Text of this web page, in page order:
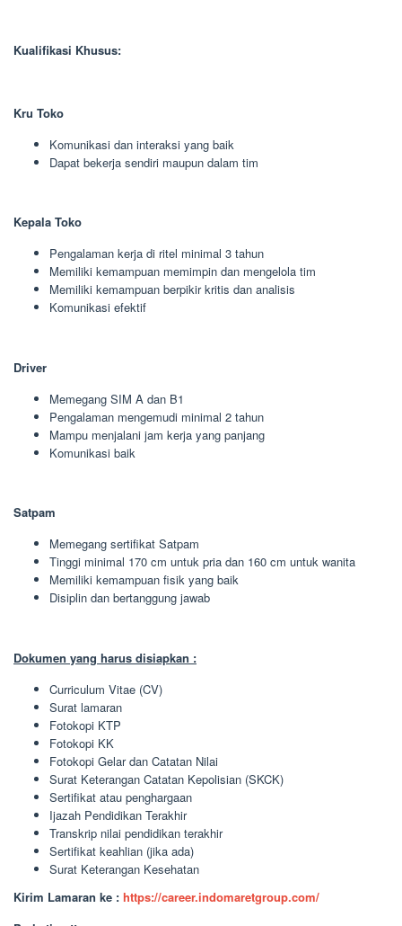
Kualifikasi Khusus:
Kru Toko
Komunikasi dan interaksi yang baik
Dapat bekerja sendiri maupun dalam tim
Kepala Toko
Pengalaman kerja di ritel minimal 3 tahun
Memiliki kemampuan memimpin dan mengelola tim
Memiliki kemampuan berpikir kritis dan analisis
Komunikasi efektif
Driver
Memegang SIM A dan B1
Pengalaman mengemudi minimal 2 tahun
Mampu menjalani jam kerja yang panjang
Komunikasi baik
Satpam
Memegang sertifikat Satpam
Tinggi minimal 170 cm untuk pria dan 160 cm untuk wanita
Memiliki kemampuan fisik yang baik
Disiplin dan bertanggung jawab
Dokumen yang harus disiapkan :
Curriculum Vitae (CV)
Surat lamaran
Fotokopi KTP
Fotokopi KK
Fotokopi Gelar dan Catatan Nilai
Surat Keterangan Catatan Kepolisian (SKCK)
Sertifikat atau penghargaan
Ijazah Pendidikan Terakhir
Transkrip nilai pendidikan terakhir
Sertifikat keahlian (jika ada)
Surat Keterangan Kesehatan
Kirim Lamaran ke : https://career.indomaretgroup.com/